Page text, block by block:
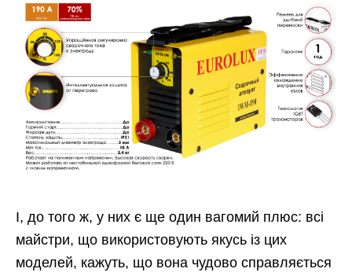
І, до того ж, у них є ще один вагомий плюс: всі
майстри, що використовують якусь із цих
моделей, кажуть, що вона чудово справляється